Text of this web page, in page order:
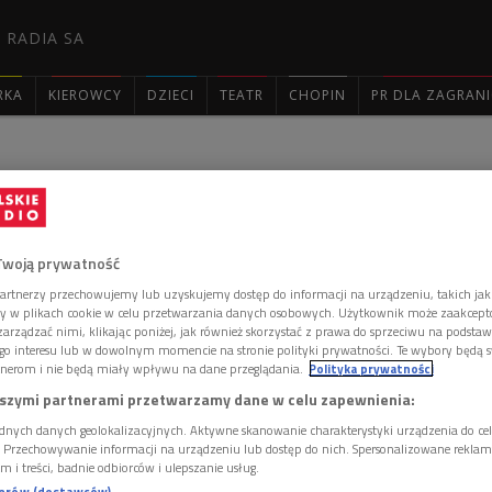
RADIA SA
KIEROWCY DZIECI TEATR CHOPIN PR DLA

- odcinek 3568
Chce poruszyć serca sąsiadów i zorganizować
Wasyla, męża Oksany, który ucierpiał w wojnie.
przy okazji oddaje zaległy czynsz i płaci z
postanawia zrealizować swój tajemniczy pomysł.
wpuszcza Edka i dzieli się osobistą
zostać konferansjerem i wykonawcą
koncertu, a Lola ma zadbać o rozgłos
społecznościowych. Autor: Marta Rebzda.
prywatność
przechowujemy lub uzyskujemy dostęp do informacji na urządzeniu, takich
w plikach cookie w celu przetwarzania danych osobowych. Użytkownik może
nimi, klikając poniżej, jak również skorzystać z prawa do sprzeciwu na
interesu lub w dowolnym momencie na stronie polityki prywatności. Te wybory będą
i nie będą miały wpływu na dane przeglądania. Polityka prywatności
partnerami przetwarzamy dane w celu zapewnienia:
danych geolokalizacyjnych. Aktywne skanowanie charakterystyki urządzenia do
informacji na urządzeniu lub dostęp do nich. Spersonalizowane
i treści, badnie odbiorców i ulepszanie usług.